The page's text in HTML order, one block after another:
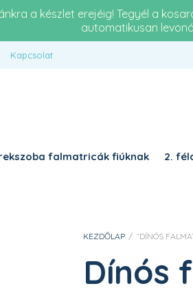
a készlet erejéig! Tegyél a
automatikusan
Kapcsolat
Elfelejtett jelszó?
falmatricák fiúknak 2.
KEZDŐLAP / “DÍNÓS
Dínós